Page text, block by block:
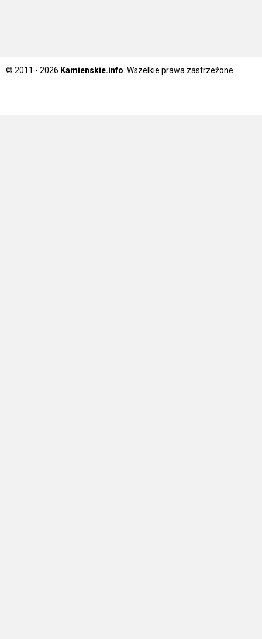
© 2011 - 2026 Kamienskie.info . Wszelkie prawa zastrzeżone.